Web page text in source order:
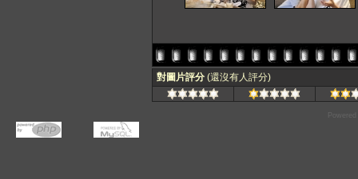
對圖片評分 (還沒有人評分)